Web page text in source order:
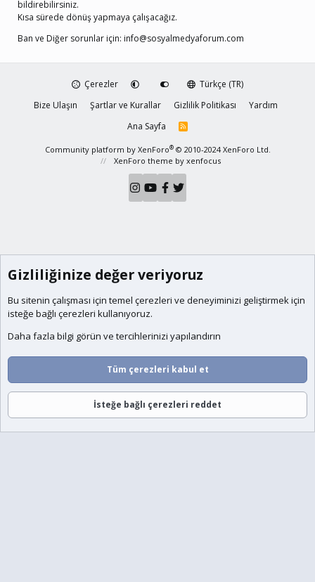
bildirebilirsiniz.
Kısa sürede dönüş yapmaya çalışacağız.
Ban ve Diğer sorunlar için: info@sosyalmedyaforum.com
Çerezler
Türkçe (TR)
Bize Ulaşın
Şartlar ve Kurallar Gizlilik Politikası
Yardım
Ana Sayfa
R
S
Community platform by XenForo® © 2010-2024 XenForo Ltd.
XenForo theme by xenfocus
Gizliliğinize değer veriyoruz
Bu sitenin çalışması için temel çerezleri ve deneyiminizi geliştirmek için
isteğe bağlı çerezleri kullanıyoruz.
Daha fazla bilgi görün ve tercihlerinizi yapılandırın
Tüm çerezleri kabul et
İsteğe bağlı çerezleri reddet